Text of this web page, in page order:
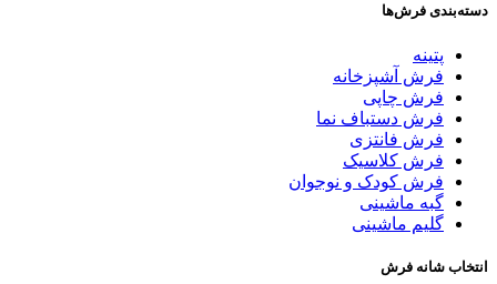
دسته‌بندی‌ فرش‌ها
پتینه
فرش آشپزخانه
فرش چاپی
فرش دستباف نما
فرش فانتزی
فرش کلاسیک
فرش کودک و نوجوان
گبه ماشینی
گلیم ماشینی
انتخاب شانه فرش